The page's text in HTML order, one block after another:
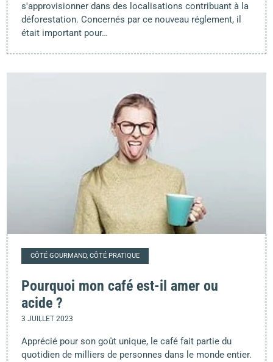
s'approvisionner dans des localisations contribuant à la
déforestation. Concernés par ce nouveau réglement, il
était important pour…
CÔTÉ GOURMAND, CÔTÉ PRATIQUE
Pourquoi mon café est-il amer ou
acide ?
3 JUILLET 2023
Apprécié pour son goût unique, le café fait partie du
quotidien de milliers de personnes dans le monde entier.